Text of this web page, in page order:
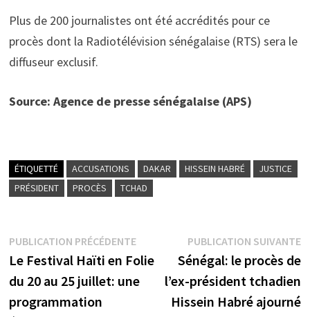
Plus de 200 journalistes ont été accrédités pour ce
procès dont la Radiotélévision sénégalaise (RTS) sera le
diffuseur exclusif.
Source: Agence de presse sénégalaise (APS)
ÉTIQUETTÉ ACCUSATIONS DAKAR HISSEIN HABRÉ
JUSTICE
PRÉSIDENT
PROCÈS TCHAD
Navigation
de
l’article
PUBLICATION PRÉCÉDENTEPublication
précédente :
Le Festival Haïti en Folie
du 20 au 25 juillet: une
programmation
PUBLICATION SUIVANTE
Sénégal: le procès de
l’ex-président tchadien
Hissein Habré ajourné